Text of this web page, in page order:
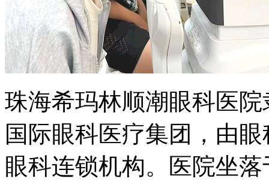
珠海希玛林顺潮眼科医
国际眼科医疗集团，由
眼科连锁机构。医院坐